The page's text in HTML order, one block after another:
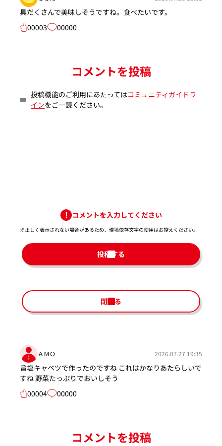
具だくさんで美味しそうですね。食べたいです。
00003
00000
コメントを投稿
投稿機能のご利用にあたってはコミュニティガイドラ
インをご一読ください。
コメントを入力してください
※正しく表示されない場合があるため、環境依存文字の使用はお控えください。​
投稿する
閉じる
ＡＭＯ 2026.07.27 19:35
旨塩キャベツで作ったのですね これはかなりあたらしいで
すね 野菜たっぷりでおいしそう
00004
00000
コメントを投稿